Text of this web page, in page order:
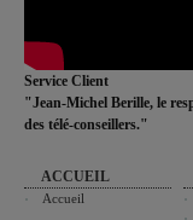
Service Client
"Jean-Michel Berille, le
des télé-conseillers."
ACCUEIL
Accueil